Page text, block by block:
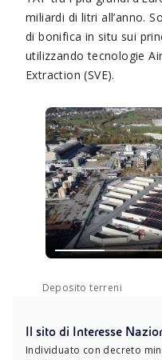
miliardi di litri all’anno.
di bonifica in situ sui
utilizzando tecnologie
Extraction (SVE).
Deposito terreni
Il sito di Interesse
Individuato con decreto